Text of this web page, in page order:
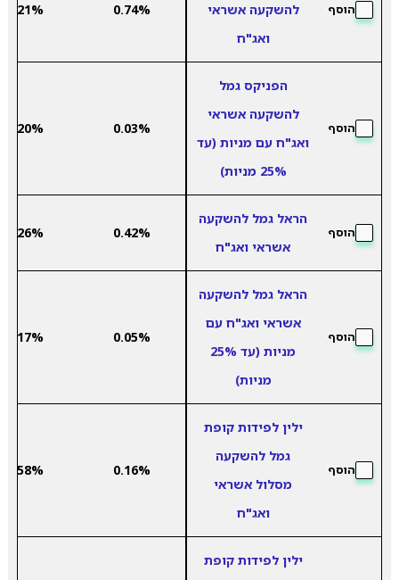
הוסף
להשקעה אשראי
ואג"ח
0.74%
2.21%
הוסף
הפניקס גמל
להשקעה אשראי
ואג"ח עם מניות (עד
25% מניות)
0.03%
3.20%
הוסף
הראל גמל להשקעה
אשראי ואג"ח
0.42%
3.26%
הוסף
הראל גמל להשקעה
אשראי ואג"ח עם
מניות (עד 25%
מניות)
0.05%
3.17%
הוסף
ילין לפידות קופת
גמל להשקעה
מסלול אשראי
ואג"ח
0.16%
2.58%
ילין לפידות קופת